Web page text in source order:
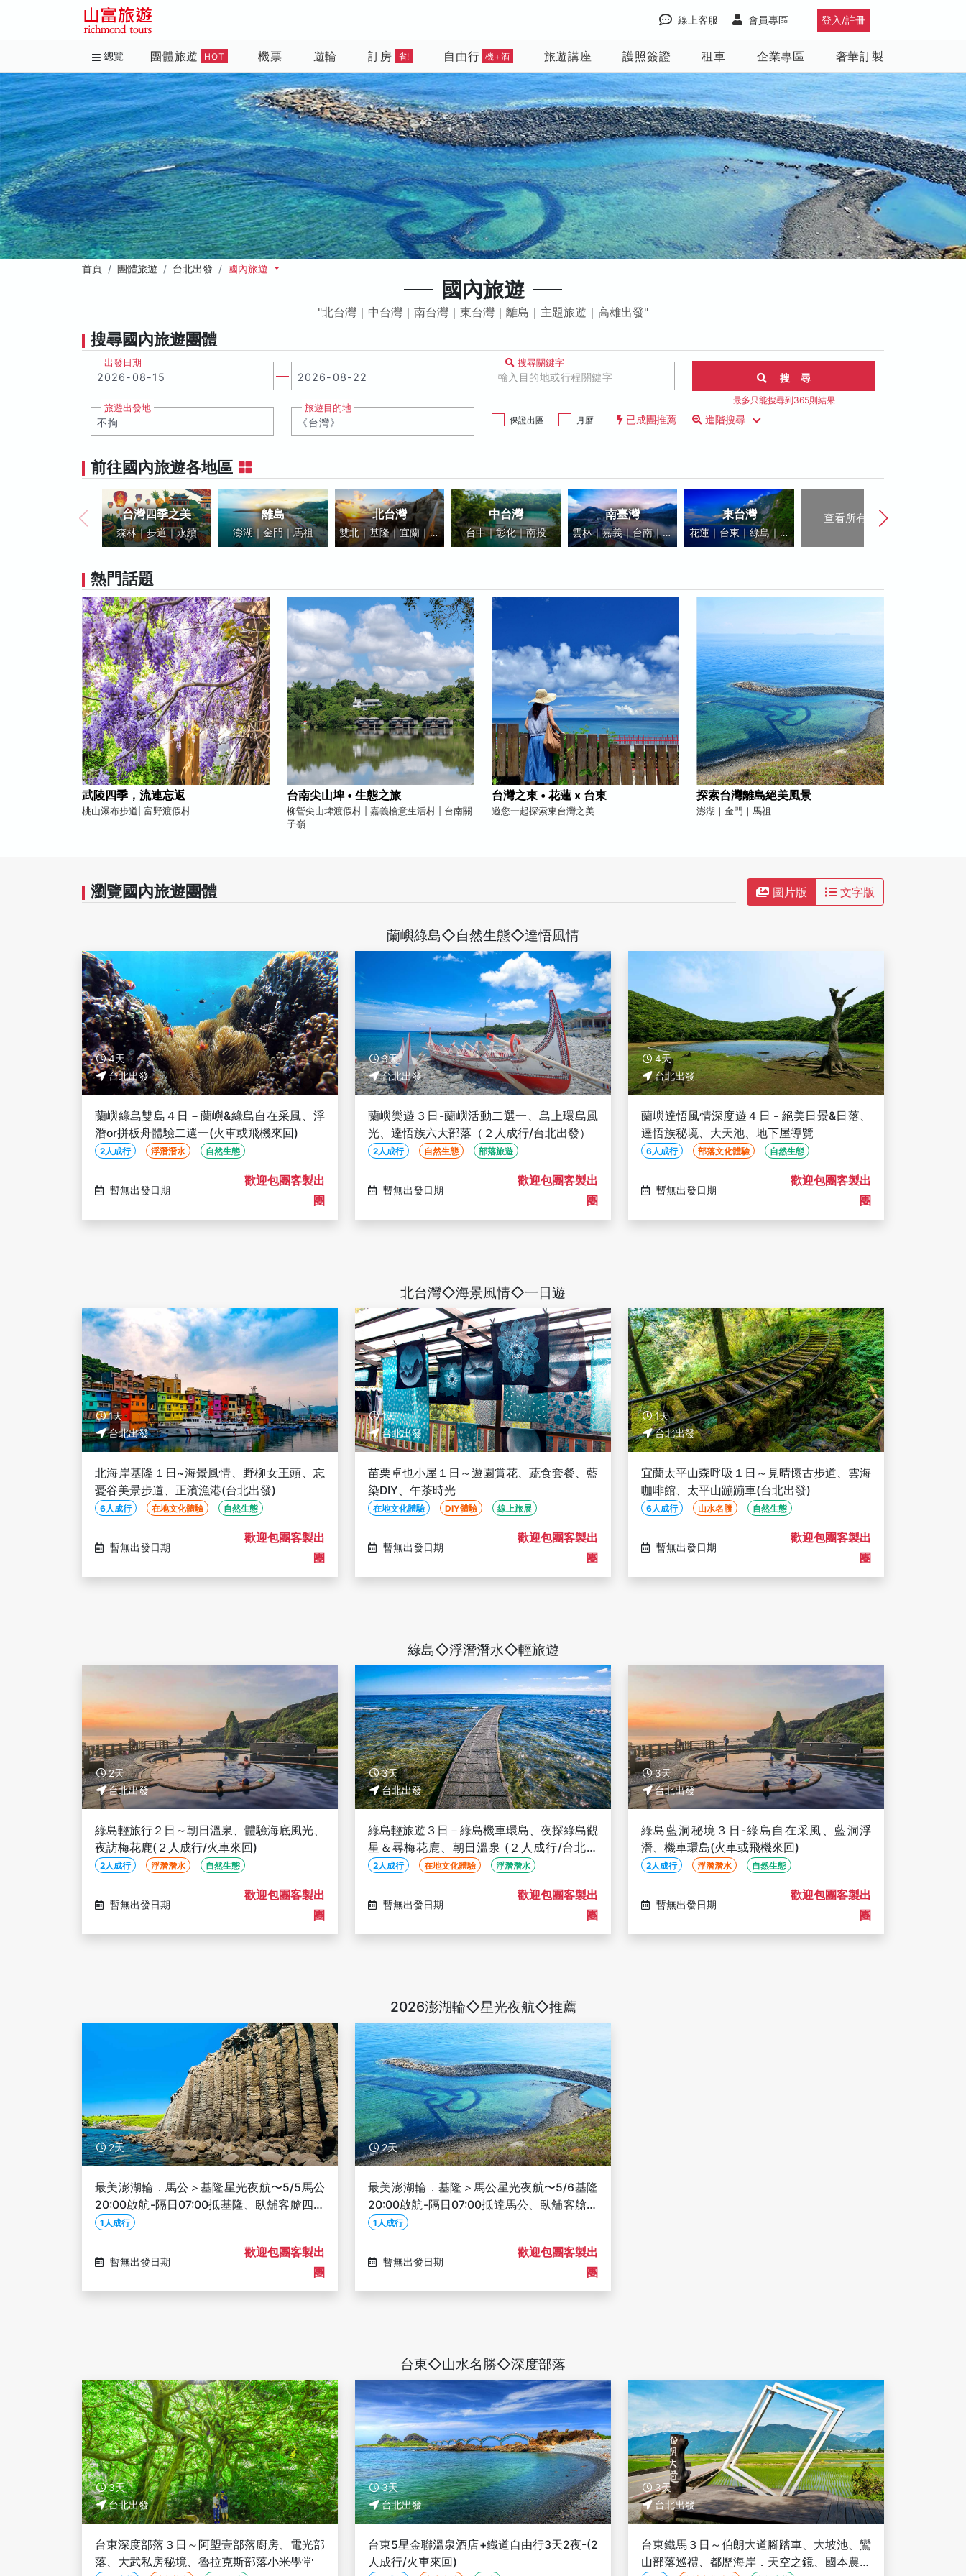
登入/註冊
會員專區
線上客服
總覽 團體旅遊 HOT 機票 遊輪 訂房 省! 自由行 機+酒 旅遊講座 護照簽證 租車 企業專區 奢華訂製
首頁 團體旅遊 台北出發 國內旅遊
國內旅遊
北台灣｜中台灣｜南台灣｜東台灣｜離島｜主題旅遊｜高雄出發
搜尋國內旅遊團體
出發日期 搜尋關鍵字
旅遊出發地
旅遊目的地
保證出團
月曆 已成團推薦
搜 尋
最多只能搜尋到365則結果
進階搜尋
前往國內旅遊各地區
台灣四季之美
森林｜步道｜永續
離島
澎湖｜金門｜馬祖
北台灣
雙北｜基隆｜宜蘭｜桃
園｜新竹｜苗栗
中台灣
台中｜彰化｜南投
南臺灣
雲林｜嘉義｜台南｜高
雄｜屏東｜小琉球
東台灣
花蓮｜台東｜綠島｜蘭
嶼
查看所有地區
熱門話題
武陵四季，流連忘返
桃山瀑布步道| 富野渡假村
台南尖山埤 • 生態之旅
柳營尖山埤渡假村 | 嘉義檜意生活村 | 台南關
子嶺
台灣之東 • 花蓮 x 台東
邀您一起探索東台灣之美
探索台灣離島絕美風景
澎湖｜金門｜馬祖
瀏覽國內旅遊團體 圖片版 文字版
蘭嶼綠島◇自然生態◇達悟風情
4天
台北出發
蘭嶼綠島雙島４日－蘭嶼&綠島自在采風、浮
潛or拼板舟體驗二選一(火車或飛機來回)
2人成行 浮潛潛水 自然生態
暫無出發日期
歡迎包團客製出
團
3天
台北出發
蘭嶼樂遊３日-蘭嶼活動二選一、島上環島風
光、達悟族六大部落（２人成行/台北出發）
2人成行 自然生態 部落旅遊
暫無出發日期
歡迎包團客製出
團
4天
台北出發
蘭嶼達悟風情深度遊４日 - 絕美日景&日落、
達悟族秘境、大天池、地下屋導覽
6人成行 部落文化體驗 自然生態
暫無出發日期
歡迎包團客製出
團
北台灣◇海景風情◇一日遊
1天
台北出發
北海岸基隆１日~海景風情、野柳女王頭、忘
憂谷美景步道、正濱漁港(台北出發)
6人成行 在地文化體驗 自然生態
暫無出發日期
歡迎包團客製出
團
1天
台北出發
苗栗卓也小屋１日～遊園賞花、蔬食套餐、藍
染DIY、午茶時光
在地文化體驗 DIY體驗 線上旅展
暫無出發日期
歡迎包團客製出
團
1天
台北出發
宜蘭太平山森呼吸１日～見晴懷古步道、雲海
咖啡館、太平山蹦蹦車(台北出發)
6人成行 山水名勝 自然生態
暫無出發日期
歡迎包團客製出
團
綠島◇浮潛潛水◇輕旅遊
2天
台北出發
綠島輕旅行２日～朝日溫泉、體驗海底風光、
夜訪梅花鹿(２人成行/火車來回)
2人成行 浮潛潛水 自然生態
暫無出發日期
歡迎包團客製出
團
3天
台北出發
綠島輕旅遊３日－綠島機車環島、夜探綠島觀
星＆尋梅花鹿、朝日溫泉 (２人成行/台北出
發)
2人成行 在地文化體驗 浮潛潛水
暫無出發日期
歡迎包團客製出
團
3天
台北出發
綠島藍洞秘境３日-綠島自在采風、藍洞浮
潛、機車環島(火車或飛機來回)
2人成行 浮潛潛水 自然生態
暫無出發日期
歡迎包團客製出
團
2026澎湖輪◇星光夜航◇推薦
2天
最美澎湖輪．馬公＞基隆星光夜航〜5/5馬公
20:00啟航-隔日07:00抵基隆、臥舖客艙四人
一室、限量優惠999元船票
1人成行
暫無出發日期
歡迎包團客製出
團
2天
最美澎湖輪．基隆＞馬公星光夜航〜5/6基隆
20:00啟航-隔日07:00抵達馬公、臥舖客艙四
人一室、限量優惠999元船票
1人成行
暫無出發日期
歡迎包團客製出
團
台東◇山水名勝◇深度部落
3天
台北出發
台東深度部落３日～阿塱壹部落廚房、電光部
落、大武私房秘境、魯拉克斯部落小米學堂
3天
台北出發
台東5星金聯溫泉酒店+鐡道自由行3天2夜-(2
人成行/火車來回)
3天
台北出發
台東鐵馬３日～伯朗大道腳踏車、大坡池、鸞
山部落巡禮、都歷海岸．天空之鏡、國本農場